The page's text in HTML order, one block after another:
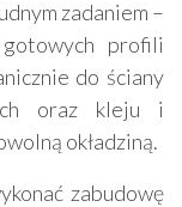
zadaniem –
profili
do ściany
oraz kleju i
okładziną.
zabudowę